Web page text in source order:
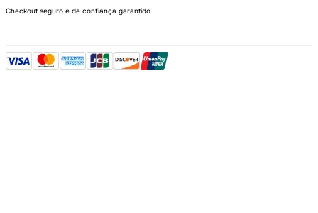
Checkout seguro e de confiança garantido